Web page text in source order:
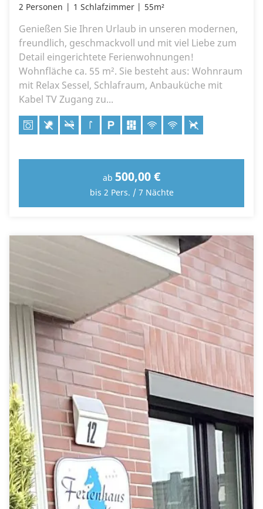
2 Personen 1 Schlafzimmer 55m²
Genießen Sie Ihren Urlaub in unseren modernen,
freundlich, geschmackvoll und mit viel Liebe zum
Detail eingerichtete Ferienwohnungen!
Wohnfläche ca. 55 m². Sie besteht aus: Wohnraum
mit Relax Sessel, Schlafraum, Anbauküche mit
Kabel TV Zugang zu...
ab 500,00 €
bis 2 Pers. / 7 Nächte